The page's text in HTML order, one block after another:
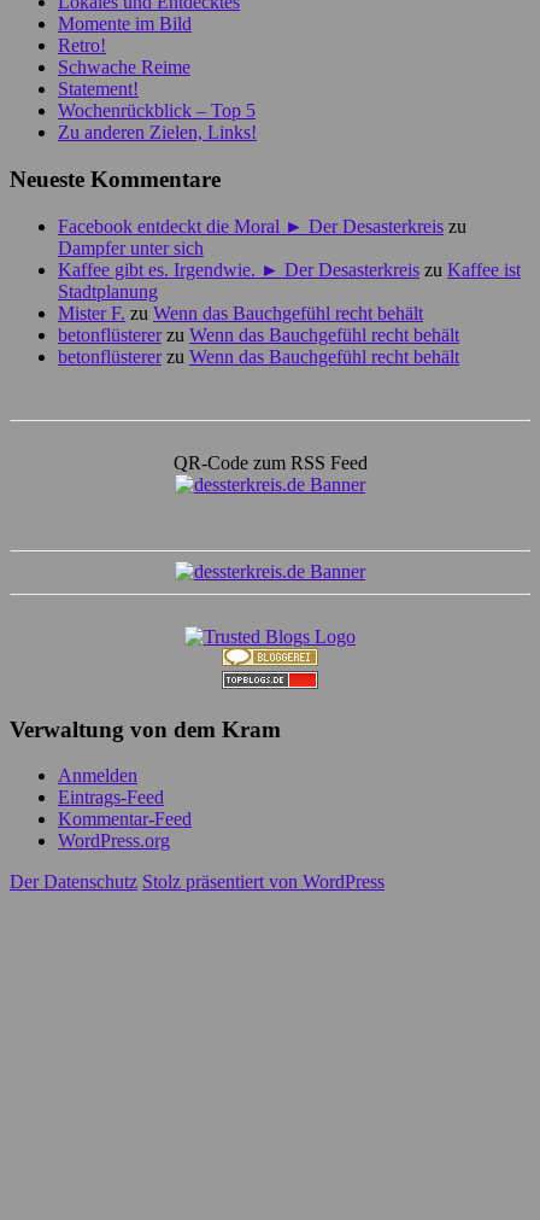
Momente im Bild
Retro!
Schwache Reime
Statement!
Wochenrückblick – Top 5
Zu anderen Zielen, Links!
Neueste Kommentare
Facebook entdeckt die Moral ► Der Desasterkreis zu
Dampfer unter sich
Kaffee gibt es. Irgendwie. ► Der Desasterkreis zu Kaffee ist
Stadtplanung
Mister F. zu Wenn das Bauchgefühl recht behält
betonflüstererzu Wenn das Bauchgefühl recht behält
betonflüstererzu Wenn das Bauchgefühl recht behält
QR-Code zum RSS Feed
Verwaltung von dem Kram
Anmelden
Eintrags-Feed
Kommentar-Feed
WordPress.org
Der Datenschutz Stolz präsentiert von WordPress